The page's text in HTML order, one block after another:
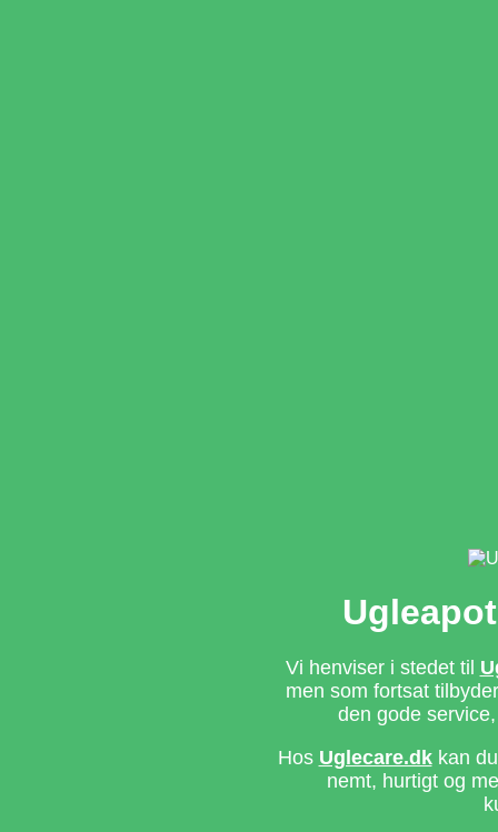
Vi henviser i stedet til
men som fortsat
den gode
Hos Uglecare.dkkan du
nemt, hurtigt og